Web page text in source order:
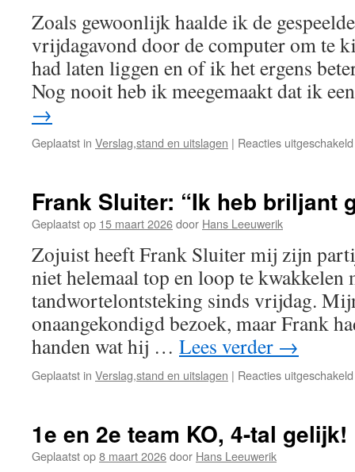
Zoals gewoonlijk haalde ik de
vrijdagavond door de computer om te
had laten liggen en of ik het ergens
Nog nooit heb ik meegemaakt dat ik
→
Geplaatst in Verslag,stand en uitslagen | Reacties uitgeschakeld
Frank Sluiter: “Ik heb briljant
Geplaatst op 15 maart 2026door Hans Leeuwerik
Zojuist heeft Frank Sluiter mij zijn
niet helemaal top en loop te kwakkelen
tandwortelontsteking sinds vrijdag.
onaangekondigd bezoek, maar Frank
handen wat hij … Lees verder →
Geplaatst in Verslag,stand en uitslagen | Reacties uitgeschakeld
1e en 2e team KO, 4-tal gelijk!
Geplaatst op8 maart 2026door Hans Leeuwerik